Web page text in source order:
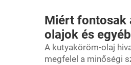
Miért fontosak
olajok és
A kutyaköröm-olaj
megfelel a minőségi